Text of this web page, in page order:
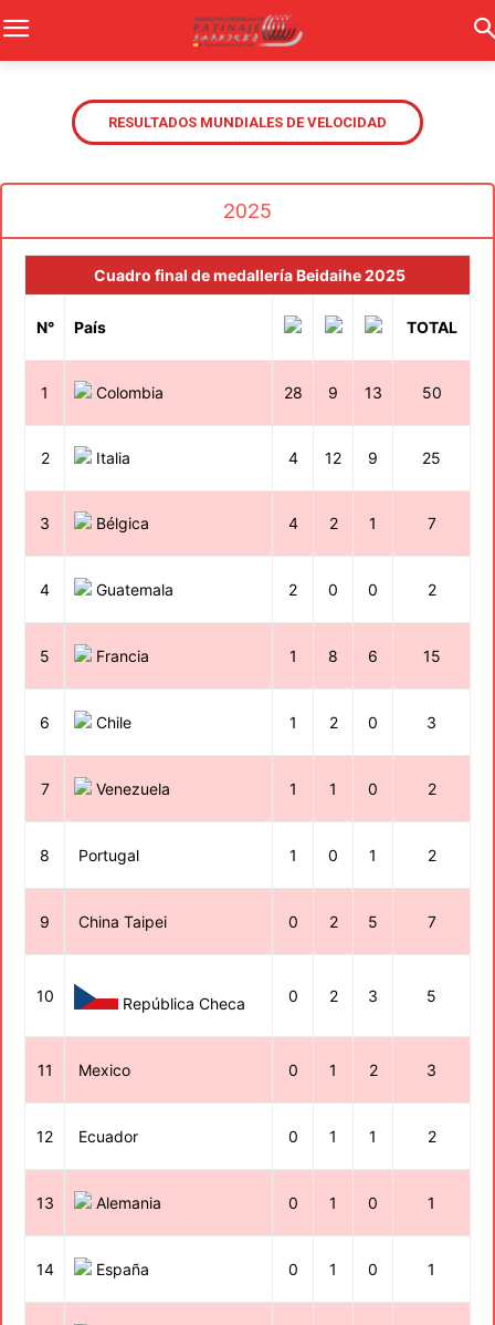
RESULTADOS MUNDIALES DE VELOCIDAD
2025
Cuadro final de medallería Beidaihe 2025
N° País TOTAL
1 Colombia 28 9 13 50
2 Italia 4 12 9 25
3 Bélgica 4 2 1 7
4 Guatemala 2 0 0 2
5 Francia 1 8 6 15
6 Chile 1 2 0 3
7 Venezuela 1 1 0 2
8 Portugal 1 0 1 2
9 China Taipei 0 2 5 7
10 República Checa 0 2 3 5
11 Mexico 0 1 2 3
12 Ecuador 0 1 1 2
13 Alemania 0 1 0 1
14 España 0 1 0 1